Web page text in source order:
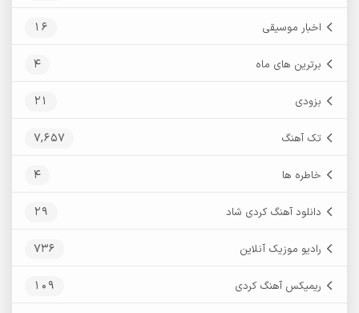
اخبار موسیقی 16
برترین های ماه 4
بزودی 21
تک آهنگ 7,657
خاطره ها 4
دانلود آهنگ کردی شاد 29
رادیو موزیک آنلاین 736
ریمیکس آهنگ کردی 109